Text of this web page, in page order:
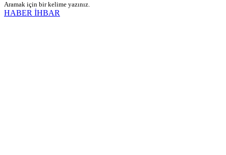
Aramak için bir kelime yazınız.
HABER İHBAR